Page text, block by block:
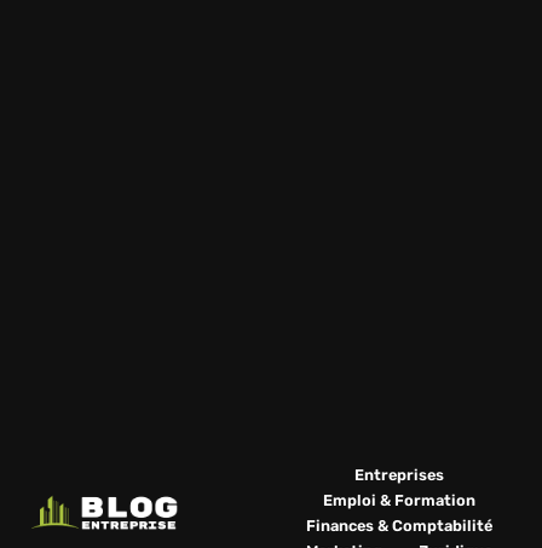
Entreprises
Emploi & Formation
Finances & Comptabilité